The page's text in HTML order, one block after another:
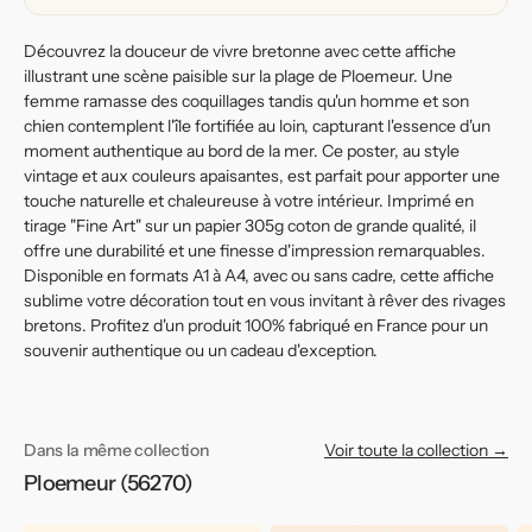
Découvrez la douceur de vivre bretonne avec cette affiche
illustrant une scène paisible sur la plage de Ploemeur. Une
femme ramasse des coquillages tandis qu'un homme et son
chien contemplent l'île fortifiée au loin, capturant l'essence d'un
moment authentique au bord de la mer. Ce poster, au style
vintage et aux couleurs apaisantes, est parfait pour apporter une
touche naturelle et chaleureuse à votre intérieur. Imprimé en
tirage "Fine Art" sur un papier 305g coton de grande qualité, il
offre une durabilité et une finesse d'impression remarquables.
Disponible en formats A1 à A4, avec ou sans cadre, cette affiche
sublime votre décoration tout en vous invitant à rêver des rivages
bretons. Profitez d'un produit 100% fabriqué en France pour un
souvenir authentique ou un cadeau d'exception.
Dans la même collection
Ploemeur (56270)
Voir toute la collection →